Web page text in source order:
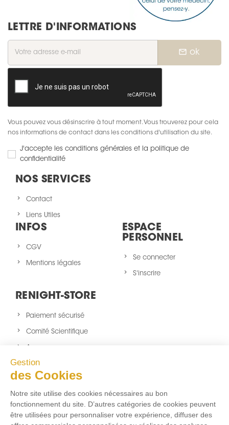
Gestion
des Cookies
Notre site utilise des cookies nécessaires au bon
fonctionnement du site. D’autres catégories de cookies peuvent
être utilisées pour personnaliser votre expérience, diffuser des
LETTRE D'INFORMATIONS
mail_outline ok
Vous pouvez vous désinscrire à tout moment. Vous trouverez pour cela
nos informations de contact dans les conditions d'utilisation du site.
J'accepte les conditions générales et la politique de
confidentialité
NOS SERVICES
Contact
Liens Utiles
INFOS
CGV
Mentions légales
ESPACE
PERSONNEL
Se connecter
S'inscrire
RENIGHT-STORE
Paiement sécurisé
Comité Scientifique
A propos
Nouveaux produits
sitemap
NOUS SUIVRE
FacebookTwitter Instagram